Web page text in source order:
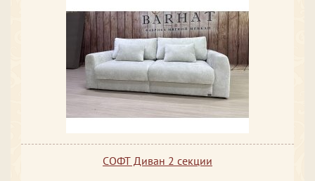
СОФТ Диван 2 секции